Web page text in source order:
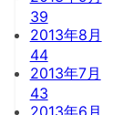
39
2013年8月
44
2013年7月
43
2013年6月